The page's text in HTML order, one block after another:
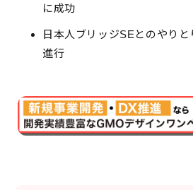
に成功
日本人ブリッジSEとのやり
進行